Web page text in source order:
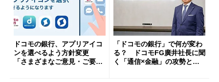
ドコモの銀行、アプリアイコ
ンを選べるよう方針変更
「さまざまなご意見・ご要望
「ドコモの銀行」で何が変わ
る？ ドコモFG廣井社長に聞
く「通信×金融」の攻勢とグ